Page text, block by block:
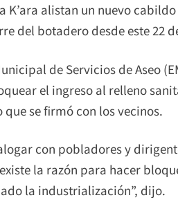
K’ara alistan un nuevo
del botadero desde este 22
de Servicios de Aseo
el ingreso al relleno
se firmó con los vecinos.
con pobladores y
la razón para hacer
la industrialización”, dijo.